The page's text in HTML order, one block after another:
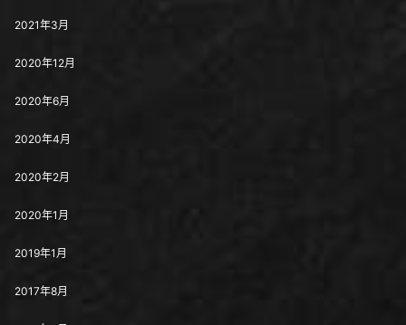
2021年3月
2020年12月
2020年6月
2020年4月
2020年2月
2020年1月
2019年1月
2017年8月